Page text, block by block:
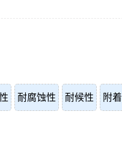
耐腐蚀性 耐候性 附